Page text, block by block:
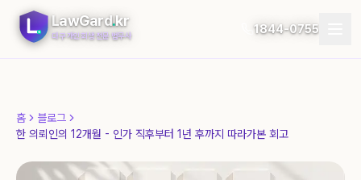
LawGard.kr
대구 개인회생 전문 법무사 1844-0755
개인파산
절차
홈
블로그
한 의뢰인의 12개월 - 인가 직후부터 1년 후까지 따라가본 회고